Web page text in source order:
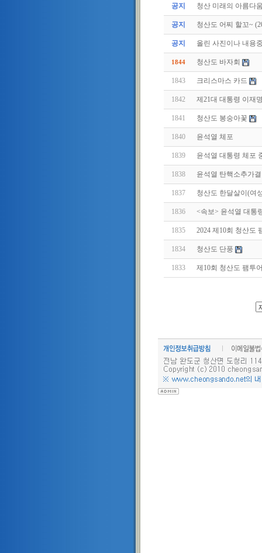
공지 청산 미래의 아름다
공지 청산도 어찌 할꼬~
공지 올린 사진이나 내용
1844 청산도 바자회
1843 크리스마스 카드
1842 제21대 대통령 이재
1841 청산도 봉숭아꽃
1840 윤석열 체포
1839 윤석열 대통령 체포
1838 윤석열 탄핵소추가결
1837 청산도 한달살이(여
1836 <속보> 윤석열 대통
1835 2024 제10회 청산도
1834 청산도 단풍
1833 제10회 청산도 팸투